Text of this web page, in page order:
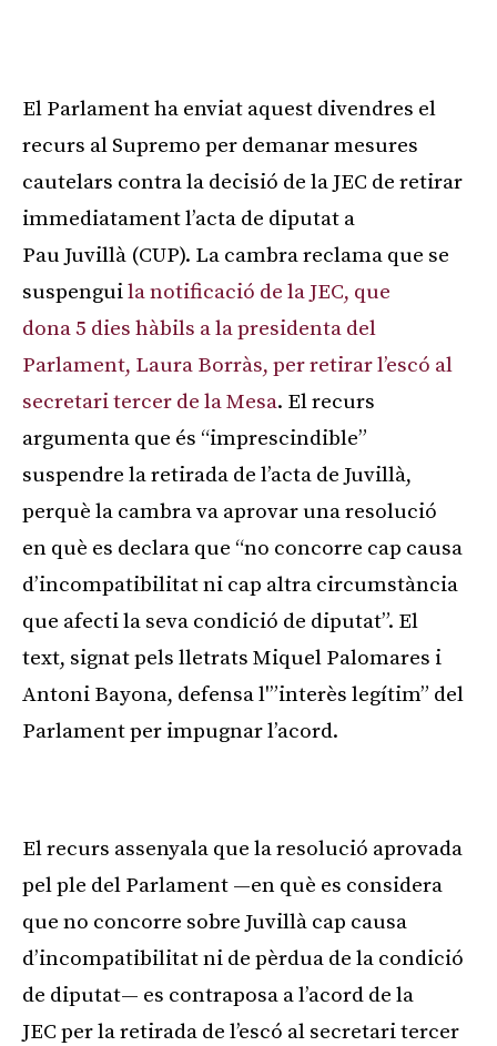
El Parlament ha enviat aquest divendres el
recurs al Supremo per demanar mesures
cautelars contra la decisió de la JEC de retirar
immediatament l’acta de diputat a
Pau Juvillà (CUP). La cambra reclama que se
suspenguila notificació de la JEC, que
dona 5 dies hàbils a la presidenta del
Parlament, Laura Borràs, per retirar l’escó al
secretari tercer de la Mesa. El recurs
argumenta que és “imprescindible”
suspendre la retirada de l’acta de Juvillà,
perquè la cambra va aprovar una resolució
en què es declara que “no concorre cap causa
d’incompatibilitat ni cap altra circumstància
que afecti la seva condició de diputat”. El
text, signat pels lletrats Miquel Palomares i
Antoni Bayona, defensa l'”interès legítim” del
Parlament per impugnar l’acord.
El recurs assenyala que la resolució aprovada
pel ple del Parlament —en què es considera
que no concorre sobre Juvillà cap causa
d’incompatibilitat ni de pèrdua de la condició
de diputat— es contraposa a l’acord de la
JEC per la retirada de l’escó al secretari tercer